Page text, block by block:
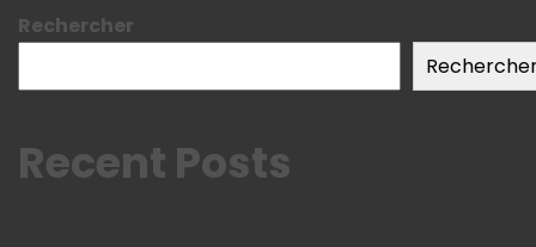
Rechercher
Recent Posts